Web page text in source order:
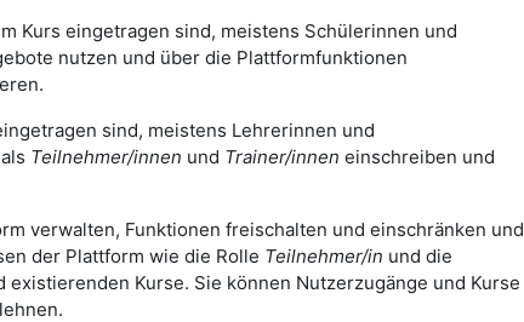
Kurs eingetragen sind, meistens Schülerinnen und
nutzen und über die Plattformfunktionen
sind, meistens Lehrerinnen und
Teilnehmer/innen und Trainer/innen einschreiben und
verwalten, Funktionen freischalten und einschränken und
der Plattform wie die Rolle Teilnehmer/in und die
Kurse. Sie können Nutzerzugänge und Kurse